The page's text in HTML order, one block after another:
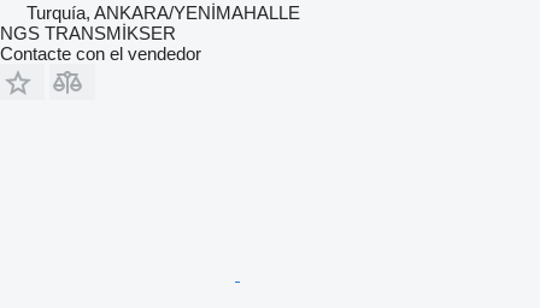
Turquía, ANKARA/YENİMAHALLE
NGS TRANSMİKSER
Contacte con el vendedor